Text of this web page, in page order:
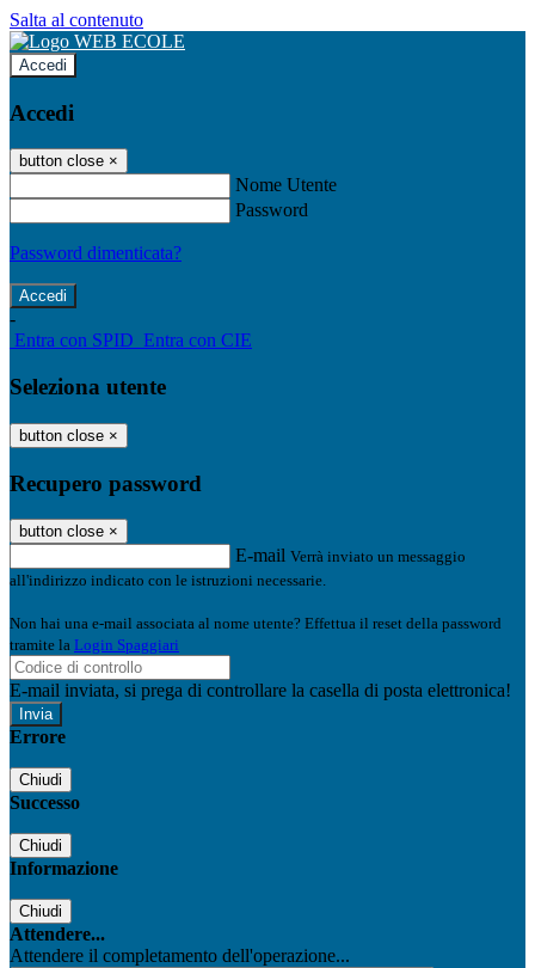
Salta al contenuto
Accedi
Accedi
button close ×
Nome Utente
Password
Password dimenticata?
-
Entra con SPID Entra con CIE
Seleziona utente
button close ×
Recupero password
button close ×
E-mail Verrà inviato un messaggio
all'indirizzo indicato con le istruzioni necessarie.
Non hai una e-mail associata al nome utente? Effettua il reset della password
tramite la Login Spaggiari
E-mail inviata, si prega di controllare la casella di posta elettronica!
Errore
Chiudi
Successo
Chiudi
Informazione
Chiudi
Attendere...
Attendere il completamento dell'operazione...